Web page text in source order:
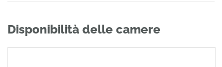
Disponibilità delle camere